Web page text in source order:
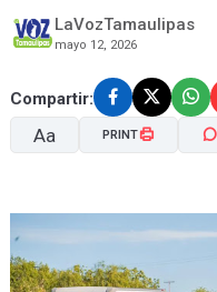
LaVozTamaulipas
mayo 12, 2026
Compartir:
Aa
A- A+
PRINT